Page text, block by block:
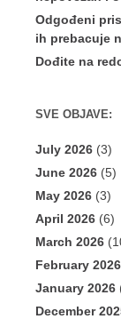
Odgođeni
ih prebacuje
Dođite na
SVE OBJAVE:
July 2026 (3)
June 2026 (5)
May 2026 (3)
April 2026 (6)
March 2026
February 2026
January 2026
December